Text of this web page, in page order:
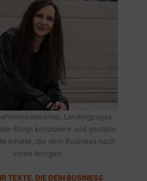
Landingpages
Blogs konzipiere und gestalte
Inhalte, die dein Business nach
vorne bringen.
TEXTE, DIE DEIN BUSINESS